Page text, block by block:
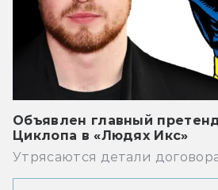
Объявлен главный
Циклопа в «Людях Икс»
Утрясаются детали